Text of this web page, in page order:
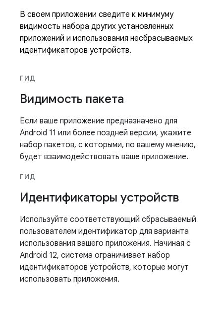
В своем приложении сведите к минимуму
видимость набора других установленных
приложений и использования несбрасываемых
идентификаторов устройств.
ГИД
Видимость пакета
Если ваше приложение предназначено для
Android 11 или более поздней версии, укажите
набор пакетов, с которыми, по вашему мнению,
будет взаимодействовать ваше приложение.
ГИД
Идентификаторы устройств
Используйте соответствующий сбрасываемый
пользователем идентификатор для варианта
использования вашего приложения. Начиная с
Android 12, система ограничивает набор
идентификаторов устройств, которые могут
использовать приложения.